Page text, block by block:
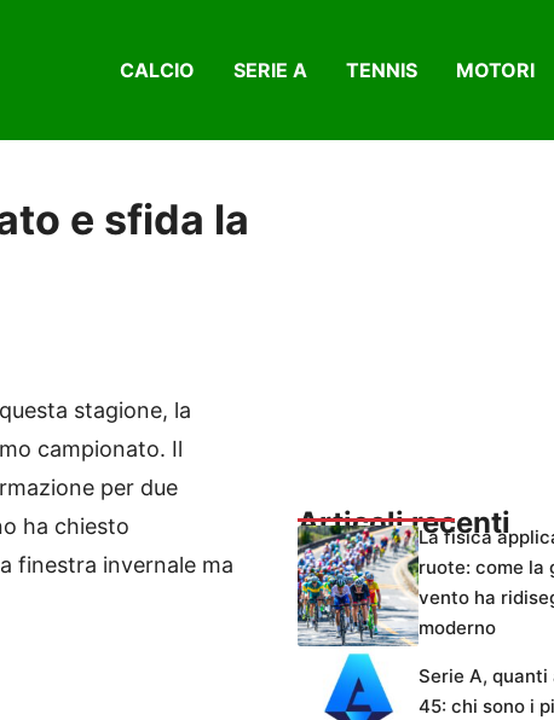
CALCIO SERIE A TENNIS MOTORI
e sfida la
stagione, la
campionato. Il
per due
ha chiesto
finestra invernale ma
Articoli recenti
La fisica
ruote: come la
vento ha
moderno
Serie A,
45: chi sono i